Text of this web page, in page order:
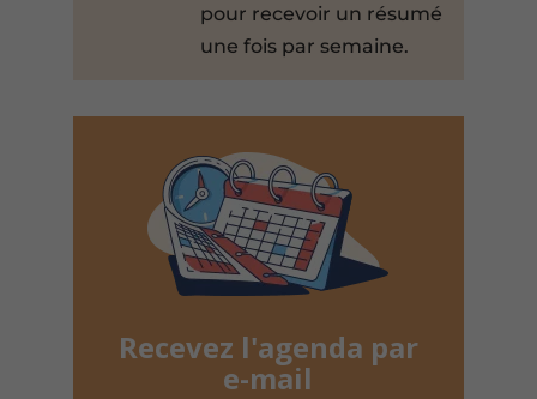
pour recevoir un résumé
une fois par semaine.
Recevez l'agenda par
e-mail